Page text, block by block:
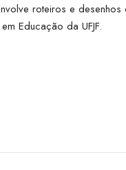
roteiros e
Educação da UFJF.